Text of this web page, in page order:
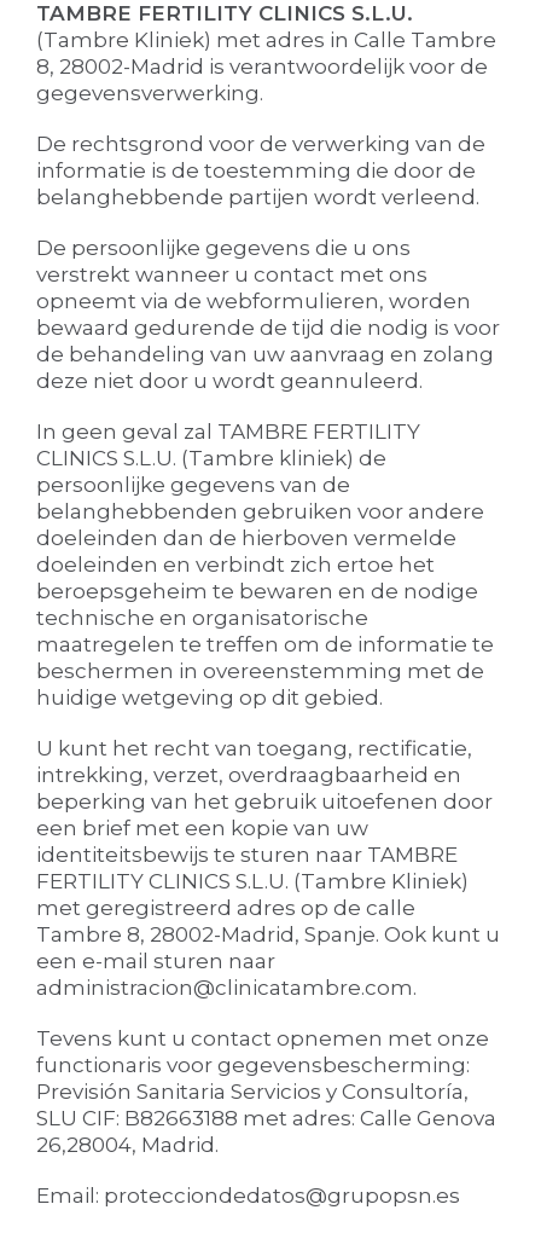
TAMBRE FERTILITY CLINICS S.L.U.
(Tambre Kliniek) met adres in Calle Tambre
8, 28002-Madrid is verantwoordelijk voor de
gegevensverwerking.
De rechtsgrond voor de verwerking van de
informatie is de toestemming die door de
belanghebbende partijen wordt verleend.
De persoonlijke gegevens die u ons
verstrekt wanneer u contact met ons
opneemt via de webformulieren, worden
bewaard gedurende de tijd die nodig is voor
de behandeling van uw aanvraag en zolang
deze niet door u wordt geannuleerd.
In geen geval zal TAMBRE FERTILITY
CLINICS S.L.U. (Tambre kliniek) de
persoonlijke gegevens van de
belanghebbenden gebruiken voor andere
doeleinden dan de hierboven vermelde
doeleinden en verbindt zich ertoe het
beroepsgeheim te bewaren en de nodige
technische en organisatorische
maatregelen te treffen om de informatie te
beschermen in overeenstemming met de
huidige wetgeving op dit gebied.
U kunt het recht van toegang, rectificatie,
intrekking, verzet, overdraagbaarheid en
beperking van het gebruik uitoefenen door
een brief met een kopie van uw
identiteitsbewijs te sturen naar TAMBRE
FERTILITY CLINICS S.L.U. (Tambre Kliniek)
met geregistreerd adres op de calle
Tambre 8, 28002-Madrid, Spanje. Ook kunt u
een e-mail sturen naar
administracion@clinicatambre.com.
Tevens kunt u contact opnemen met onze
functionaris voor gegevensbescherming:
Previsión Sanitaria Servicios y Consultoría,
SLU CIF: B82663188 met adres: Calle Genova
26,28004, Madrid.
Email: protecciondedatos@grupopsn.es